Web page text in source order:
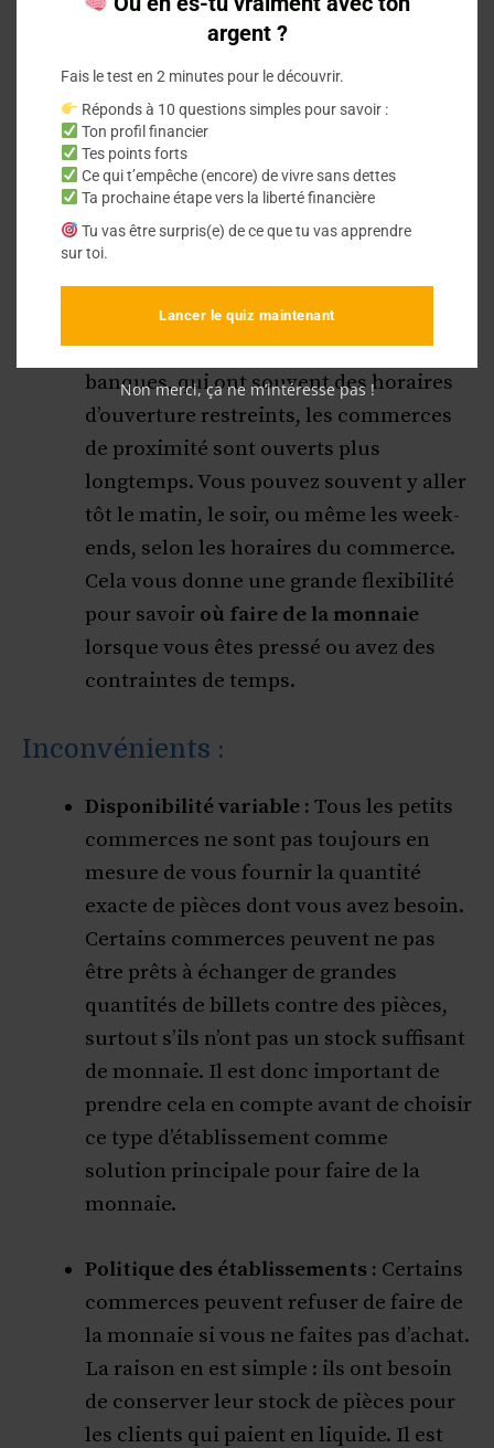
dans une petite ville ou un village, il est
probable que vous trouviez un
commerce local prêt à vous aider à faire
de la monnaie. Cela fait de ces
commerces une option idéale
de la monnaielorsque vous ne
souhaitez pas vous déplacer loin de
chez vous ou que les banques ne sont
pas accessibles.
Flexibilité :Contrairement aux
banques, qui ont souvent des horaires
d’ouverture restreints, les commerces
de proximité sont ouverts plus
longtemps. Vous pouvez souvent y aller
tôt le matin, le soir, ou même les week-
ends, selon les horaires du commerce.
Cela vous donne une grande flexibilité
pour savoir où faire de la monnaie
lorsque vous êtes pressé ou avez des
contraintes de temps.
Inconvénients :
Disponibilité variable : Tous les petits
commerces ne sont pas toujours en
mesure de vous fournir la quantité
exacte de pièces dont vous avez besoin.
Certains commerces peuvent ne pas
être prêts à échanger de grandes
quantités de billets contre des pièces,
surtout s’ils n’ont pas un stock suffisant
de monnaie. Il est donc important de
prendre cela en compte avant de choisir
ce type d’établissement comme
solution principale pour faire de la
monnaie.
Politique des établissements : Certains
commerces peuvent refuser de faire de
la monnaie si vous ne faites pas d’achat.
La raison en est simple : ils ont besoin
de conserver leur stock de pièces pour
les clients qui paient en liquide. Il est
argent ?
Fais le test en 2 minutes pour le découvrir.
Réponds à 10 questions simples pour savoir :
Ton profil financier
Tes points forts
Ce qui t’empêche (encore) de vivre sans dettes
Ta prochaine étape vers la liberté financière
Tu vas être surpris(e) de ce que tu vas apprendre
sur toi.
Lancer le quiz maintenant
Non merci, ça ne m’intéresse pas !